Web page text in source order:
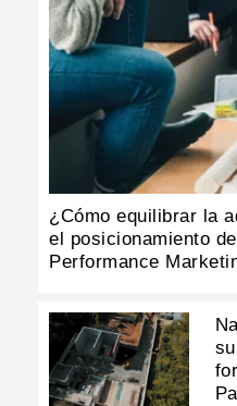
¿Cómo equilibrar la
el posicionamiento
Performance